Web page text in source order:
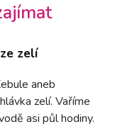
zelí
aneb
zelí. Vaříme
asi půl hodiny.